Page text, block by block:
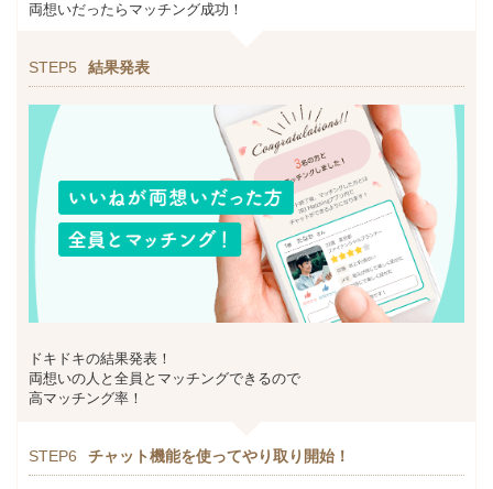
両想いだったらマッチング成功！
STEP5 結果発表
ドキドキの結果発表！
両想いの人と全員とマッチングできるので
高マッチング率！
STEP6 チャット機能を使ってやり取り開始！